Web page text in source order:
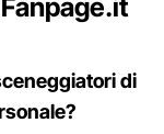
di